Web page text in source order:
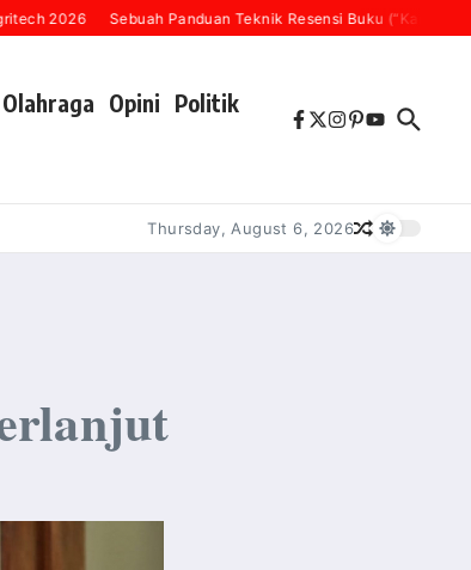
Sebuah Panduan Teknik Resensi Buku (“Karena Setiap
Olahraga Opini Politik
Thursday, August 6, 2026